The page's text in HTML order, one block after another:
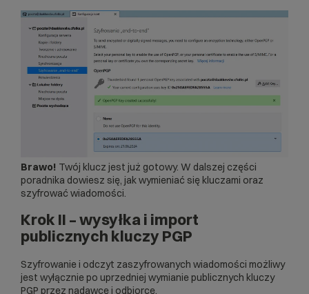
Brawo! Twój klucz jest już gotowy. W dalszej części
poradnika dowiesz się, jak wymieniać się kluczami oraz
szyfrować wiadomości.
Krok II – wysyłka i import
publicznych kluczy PGP
Szyfrowanie i odczyt zaszyfrowanych wiadomości możliwy
jest wyłącznie po uprzedniej wymianie publicznych kluczy
PGP przez nadawcę i odbiorcę.